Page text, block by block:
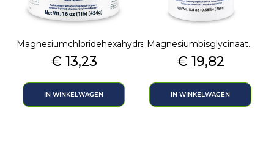
Magnesiumchloridehexahydraa...
Prijs
€ 13,23
IN WINKELWAGEN
Magnesiumbisglycinaat...
Prijs
€ 19,82
IN WINKELWAGEN